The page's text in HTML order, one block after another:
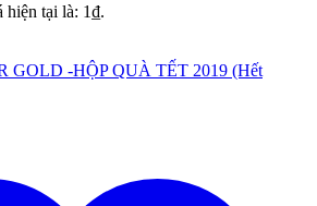
hiện tại là: 1₫.